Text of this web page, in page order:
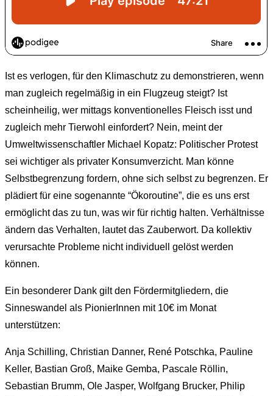
Ist es verlogen, für den Klimaschutz zu demonstrieren, wenn
man zugleich regelmäßig in ein Flugzeug steigt? Ist
scheinheilig, wer mittags konventionelles Fleisch isst und
zugleich mehr Tierwohl einfordert? Nein, meint der
Umweltwissenschaftler Michael Kopatz: Politischer Protest
sei wichtiger als privater Konsumverzicht. Man könne
Selbstbegrenzung fordern, ohne sich selbst zu begrenzen. Er
plädiert für eine sogenannte “Ökoroutine”, die es uns erst
ermöglicht das zu tun, was wir für richtig halten. Verhältnisse
ändern das Verhalten, lautet das Zauberwort. Da kollektiv
verursachte Probleme nicht individuell gelöst werden
können.
Ein besonderer Dank gilt den Fördermitgliedern, die
Sinneswandel als PionierInnen mit 10€ im Monat
unterstützen:
Anja Schilling, Christian Danner, René Potschka, Pauline
Keller, Bastian Groß, Maike Gemba, Pascale Röllin,
Sebastian Brumm, Ole Jasper, Wolfgang Brucker, Philip